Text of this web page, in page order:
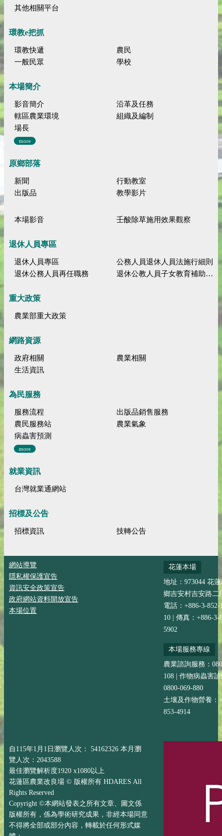
其他相關平台
環教e把抓
環教快遞
農民
一般民眾
學校
本場簡介
影音簡介
沿革及任務
轄區農業環境
組織及編制
場長
more
原鄉部落
新聞
行動教室
出版品
教學影片
本場影音 壬酸除草施用效果觀察
退休人員專區
退休人員專區
公務人員退休人員法施行細則
退休公務人員再任職務
退休公教人員子女教育補助規定
重大政策
農業部重大政策
網路資源
政府相關
農業相關
生活資訊
為民服務
服務流程
出版品銷售服務
農民服務站
農業氣象
病蟲害預測
more
就業資訊
台灣就業通網站
招標及公告
招標資訊 技轉公告
網站導覽
隱私權保護宣告
資訊安全政策宣告
政府網站資料開放宣告
本場位置
花蓮本場
地址：973044 花
鄉吉安村吉安路二
電話：+886-3-852-
10 | 傳真：+886-3-
5902
本場服務專線
農業諮詢服務：
108 | 作物病蟲害
0800-069-880
土壤及作物營養：
853-4914
自115年1月1日瀏覽人次： 54162326 本月瀏
覽人次：2043588
最佳瀏覽解析度1920 x1080以上
花蓮區農業改良場 © 版權所有 HDARES All
Rights Reserved
Copyright ©本網站發表之所有文章、圖文係
版權所有，係為學術研究成果，非經本場同意
不得將全部或部分內容，轉載於任何形式媒